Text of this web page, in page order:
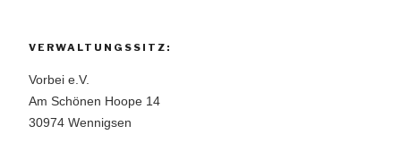
VERWALTUNGSSITZ:
Vorbei e.V.
Am Schönen Hoope 14
30974 Wennigsen